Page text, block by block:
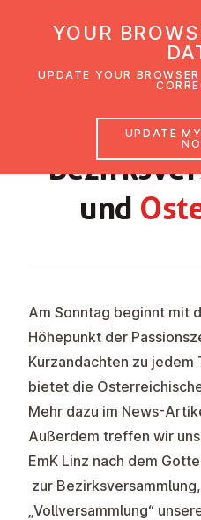
und
GEMEINDEBRIEF
Am Sonntag beginnt mit
Höhepunkt der
Kurzandachten zu jedem
bietet die
Mehr dazu im News-
Außerdem treffen wir
EmK Linz nach dem
zur Bezirksversammlung
„Vollversammlung“
YOUR
UPDATE YOUR
UPDATE